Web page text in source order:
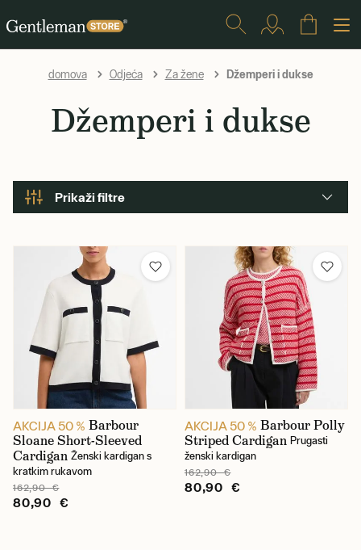
domova Odjeća Za žene Džemperi i dukse
Džemperi i dukse
Prikaži filtre
Barbour
Spol
Žene
Univerzalne veličine odjeće
L
XL
AKCIJA 50 % Barbour
Sloane Short-Sleeved
Cardigan Ženski kardigan s
kratkim rukavom
162,90 €
80,90 €
AKCIJA 50 % Barbour Polly
Striped Cardigan Prugasti
ženski kardigan
162,90 €
80,90 €